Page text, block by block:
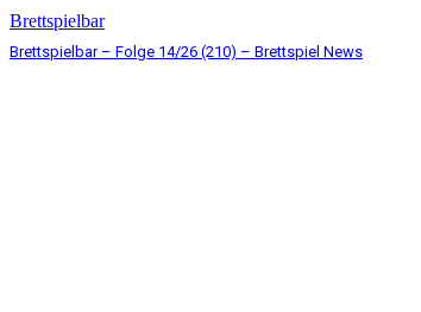
Brettspielbar
Brettspielbar – Folge 14/26 (210) – Brettspiel News